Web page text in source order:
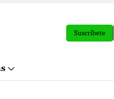
Suscríbete